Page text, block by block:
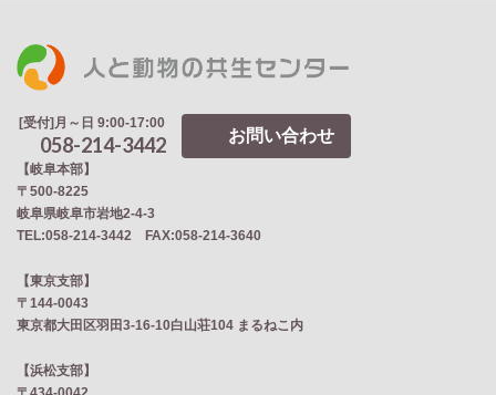
[受付]月～日 9:00-17:00
058-214-3442 お問い合わせ
【岐阜本部】
〒500-8225
岐阜県岐阜市岩地2‐4‐3
TEL:058-214-3442 FAX:058-214-3640
【東京支部】
〒144-0043
東京都大田区羽田3-16-10白山荘104 まるねこ内
【浜松支部】